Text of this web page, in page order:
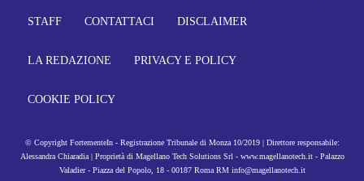
STAFF CONTATTACI DISCLAIMER
LA REDAZIONE PRIVACY E POLICY
COOKIE POLICY
© Copyright FortementeIn - Registrazione Tribunale di Monza 10/2019 | Direttore responsabile:
Alessandra Chiaradia | Proprietà di Magellano Tech Solutions Srl - www.magellanotech.it - Palazzo
Valadier - Piazza del Popolo, 18 - 00187 Roma RM info@magellanotech.it